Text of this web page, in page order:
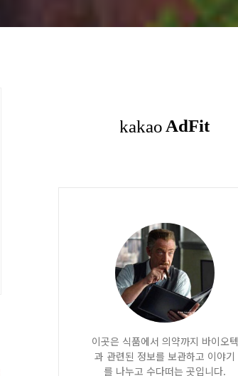
이곳은 식품에서 의약까지 바이오텍
과 관련된 정보를 보관하고 이야기
를 나누고 수다떠는 곳입니다.